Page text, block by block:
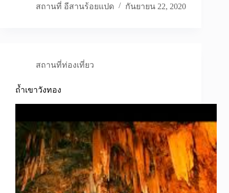
สถานที่ อีสานร้อยแปด
กันยายน 22, 2020
สถานที่ท่องเที่ยว
ถ้ำเขาวังทอง